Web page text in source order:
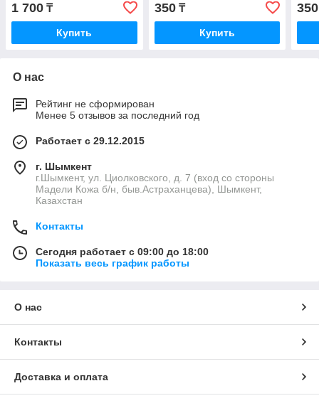
1 700 ₸
Купить
350₸
Купить
350
О нас
Рейтинг не сформирован
Менее 5 отзывов за последний год
Работает с 29.12.2015
г. Шымкент
г.Шымкент, ул. Циолковского, д. 7 (вход со стороны
Мадели Кожа б/н, быв.Астраханцева), Шымкент,
Казахстан
Контакты
Сегодня работает с 09:00 до 18:00
Показать весь график работы
О нас
Контакты
Доставка и оплата